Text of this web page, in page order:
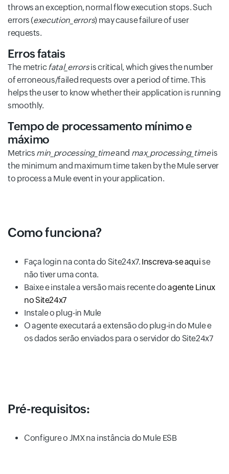
throws an exception, normal flow execution stops. Such
errors (execution_errors) may cause failure of user
requests.
Erros fatais
The metric fatal_errorsis critical, which gives the number
of erroneous/failed requests over a period of time. This
helps the user to know whether their application is running
smoothly.
Tempo de processamento mínimo e
máximo
Metrics min_processing_timeand max_processing_timeis
the minimum and maximum time taken by the Mule server
to process a Mule event in your application.
Como funciona?
Faça login na conta do Site24x7. Inscreva-se aquise
não tiver uma conta.
Baixe e instale a versão mais recente doagente Linux
no Site24x7
Instale o plug-in Mule
O agente executará a extensão do plug-in do Mule e
os dados serão enviados para o servidor do Site24x7
Pré-requisitos:
Configure o JMX na instância do Mule ESB